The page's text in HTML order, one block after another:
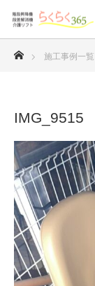
ホーム
施工事例一覧
IMG_9515